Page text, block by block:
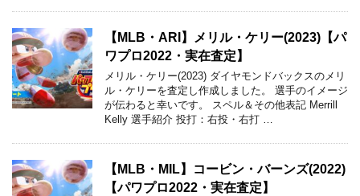
【MLB・ARI】メリル・ケリー(2023)【パ
ワプロ2022・実在査定】
メリル・ケリー(2023) ダイヤモンドバックスのメリ
ル・ケリーを査定し作成しました。 選手のイメージ
が伝わると幸いです。 スペル＆その他表記 Merrill
Kelly 選手紹介 投打：右投・右打 …
【MLB・MIL】コービン・バーンズ(2022)
【パワプロ2022・実在査定】